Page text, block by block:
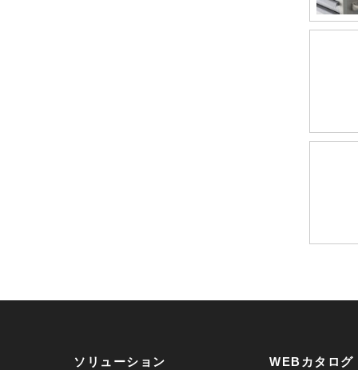
ソリューション WEBカタログ